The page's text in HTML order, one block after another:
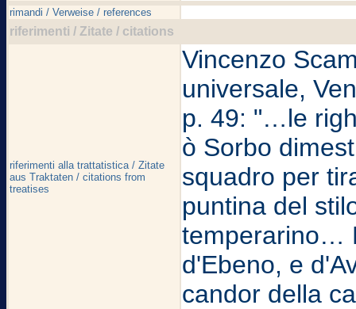
rimandi / Verweise / references
riferimenti / Zitate / citations
riferimenti alla trattatistica / Zitate
aus Traktaten / citations from
treatises
Vincenzo
universale,
p. 49: "…le
ò Sorbo
squadro per
puntina del
temperarino…
d'Ebeno, e
candor della